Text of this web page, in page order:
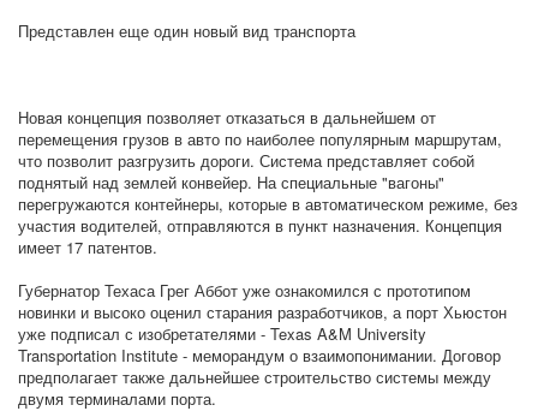
Представлен еще один новый вид транспорта
Новая концепция позволяет отказаться в дальнейшем от
перемещения грузов в авто по наиболее популярным маршрутам,
что позволит разгрузить дороги. Система представляет собой
поднятый над землей конвейер. На специальные "вагоны"
перегружаются контейнеры, которые в автоматическом режиме, без
участия водителей, отправляются в пункт назначения. Концепция
имеет 17 патентов.
Губернатор Техаса Грег Аббот уже ознакомился с прототипом
новинки и высоко оценил старания разработчиков, а порт Хьюстон
уже подписал с изобретателями - Texas A&M University
Transportation Institute - меморандум о взаимопонимании. Договор
предполагает также дальнейшее строительство системы между
двумя терминалами порта.